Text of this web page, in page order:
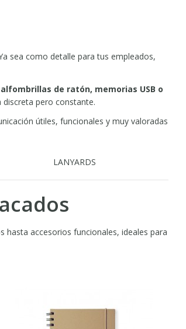
sea como detalle para tus empleados,
de ratón, memorias USB o
pero constante.
útiles, funcionales y muy valoradas
LANYARDS
hasta accesorios funcionales, ideales para